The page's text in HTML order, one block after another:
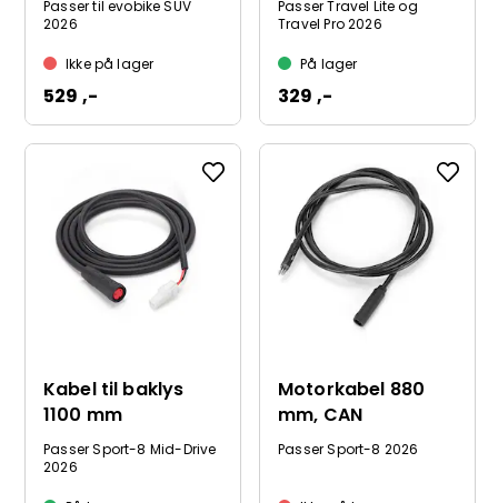
Passer til evobike SUV
2026
Ikke på lager
529 ,-
Passer Travel Lite og
Travel Pro 2026
På lager
329 ,-
Kabel til baklys
1100 mm
Passer Sport-8 Mid-Drive
2026
Motorkabel 880
mm, CAN
Passer Sport-8 2026